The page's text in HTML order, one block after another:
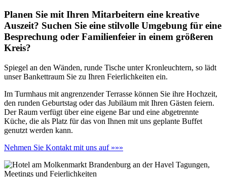
Planen Sie mit Ihren Mitarbeitern eine kreative
Auszeit? Suchen Sie eine stilvolle Umgebung für eine
Besprechung oder Familienfeier in einem größeren
Kreis?
Spiegel an den Wänden, runde Tische unter Kronleuchtern, so lädt
unser Bankettraum Sie zu Ihren Feierlichkeiten ein.
Im Turmhaus mit angrenzender Terrasse können Sie ihre Hochzeit,
den runden Geburtstag oder das Jubiläum mit Ihren Gästen feiern.
Der Raum verfügt über eine eigene Bar und eine abgetrennte
Küche, die als Platz für das von Ihnen mit uns geplante Buffet
genutzt werden kann.
Nehmen Sie Kontakt mit uns auf »»»